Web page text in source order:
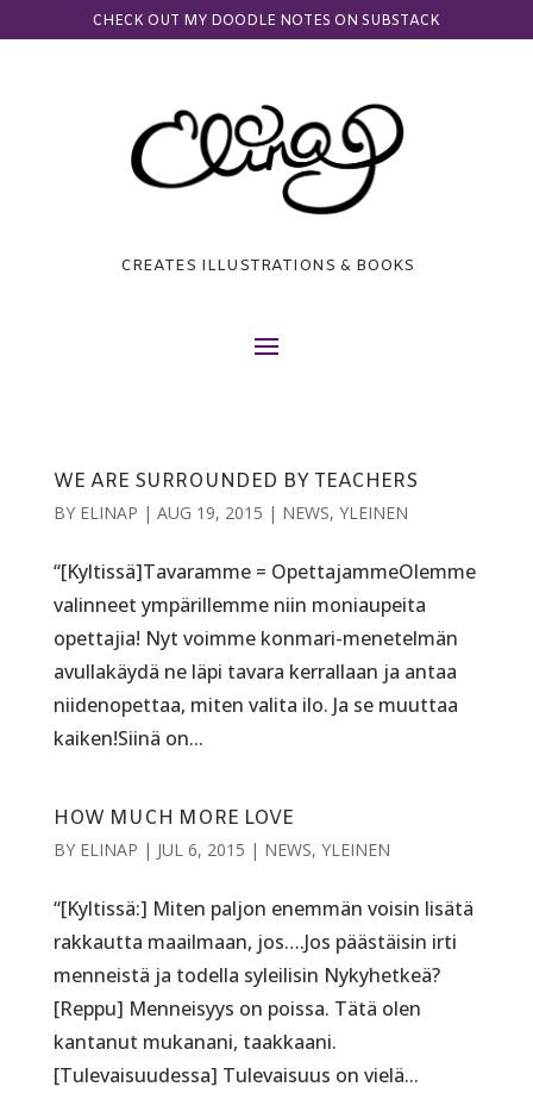
CHECK OUT MY DOODLE NOTES ON SUBSTACK
CREATES ILLUSTRATIONS & BOOKS
WE ARE SURROUNDED BY TEACHERS
BY ELINAP | AUG 19, 2015 | NEWS, YLEINEN
“[Kyltissä]Tavaramme = OpettajammeOlemme
valinneet ympärillemme niin moniaupeita
opettajia! Nyt voimme konmari-menetelmän
avullakäydä ne läpi tavara kerrallaan ja antaa
niidenopettaa, miten valita ilo. Ja se muuttaa
kaiken!Siinä on...
HOW MUCH MORE LOVE
BY ELINAP | JUL 6, 2015 | NEWS, YLEINEN
“[Kyltissä:] Miten paljon enemmän voisin lisätä
rakkautta maailmaan, jos….Jos päästäisin irti
menneistä ja todella syleilisin Nykyhetkeä?
[Reppu] Menneisyys on poissa. Tätä olen
kantanut mukanani, taakkaani.
[Tulevaisuudessa] Tulevaisuus on vielä...